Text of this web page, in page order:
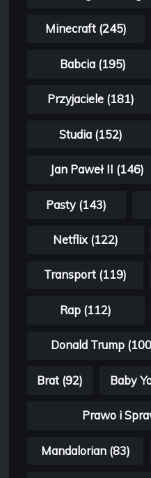
Minecraft (245)
Babcia (195)
Przyjaciele (181)
Studia (152)
Jan Paweł II (146)
Pasty (143)
Netflix (122)
Transport (119)
Rap (112)
Donald Trump
Brat (92) Baby
Prawo i
Mandalorian (83)